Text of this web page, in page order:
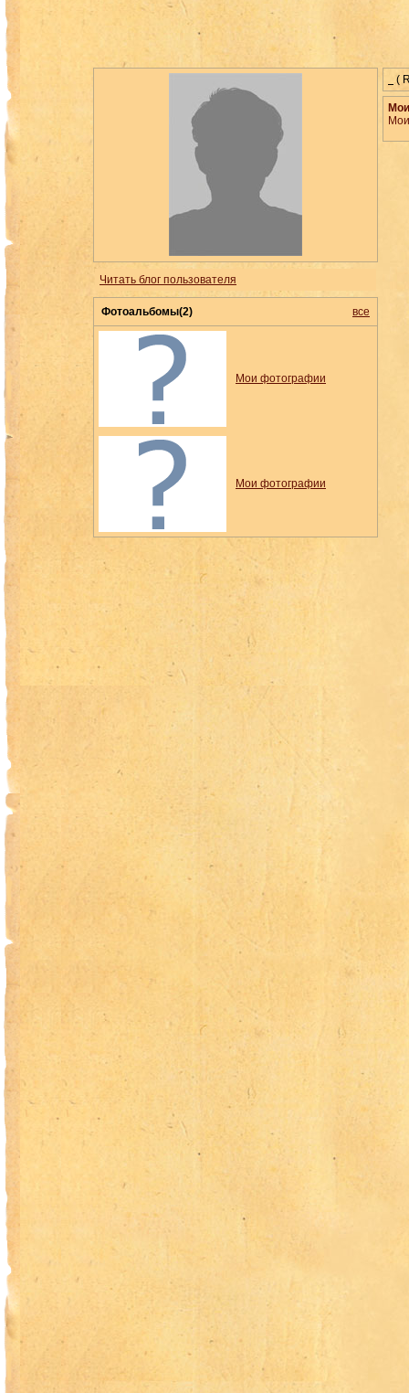
Читать блог пользователя
Фотоальбомы(2) все
Мои фотографии
Мои фотографии
(